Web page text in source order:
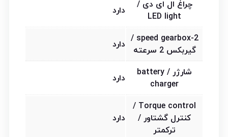
چراغ ال ای دی /
LED light
دارد
2-speed gearbox /
گیربکس 2 سرعته
دارد
شارژر / battery
charger
دارد
Torque control /
کنترل گشتاور /
ترکمتر
دارد